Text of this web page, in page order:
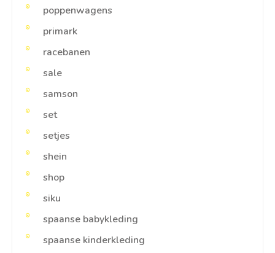
poppenwagens
primark
racebanen
sale
samson
set
setjes
shein
shop
siku
spaanse babykleding
spaanse kinderkleding